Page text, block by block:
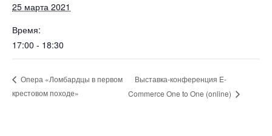
25 марта 2021
Время:
17:00 - 18:30
Опера «Ломбардцы в первом
крестовом походе»
Выставка-конференция E-
Commerce One to One (online)